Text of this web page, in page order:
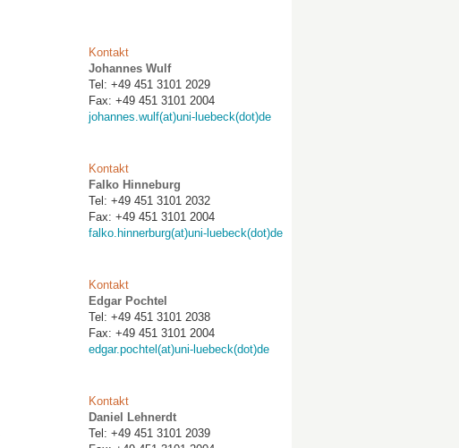
Kontakt
Johannes Wulf
Tel: +49 451 3101 2029
Fax: +49 451 3101 2004
johannes.wulf(at)uni-luebeck(dot)de
Kontakt
Falko Hinneburg
Tel: +49 451 3101 2032
Fax: +49 451 3101 2004
falko.hinnerburg(at)uni-luebeck(dot)de
Kontakt
Edgar Pochtel
Tel: +49 451 3101 2038
Fax: +49 451 3101 2004
edgar.pochtel(at)uni-luebeck(dot)de
Kontakt
Daniel Lehnerdt
Tel: +49 451 3101 2039